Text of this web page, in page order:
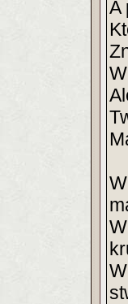
A